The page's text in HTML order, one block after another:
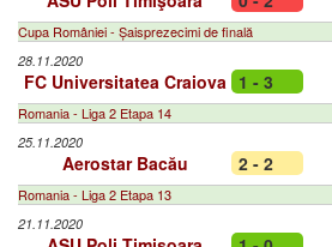
Cupa României - Șaisprezecimi de finală
28.11.2020
FC Universitatea Craiova 1 - 3
Romania - Liga 2 Etapa 14
25.11.2020
Aerostar Bacău 2 - 2
Romania - Liga 2 Etapa 13
21.11.2020